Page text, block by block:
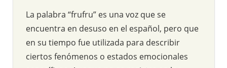
mundo
La palabra “frufru” es una voz que se
encuentra en desuso en el español, pero que
en su tiempo fue utilizada para describir
ciertos fenómenos o estados emocionales